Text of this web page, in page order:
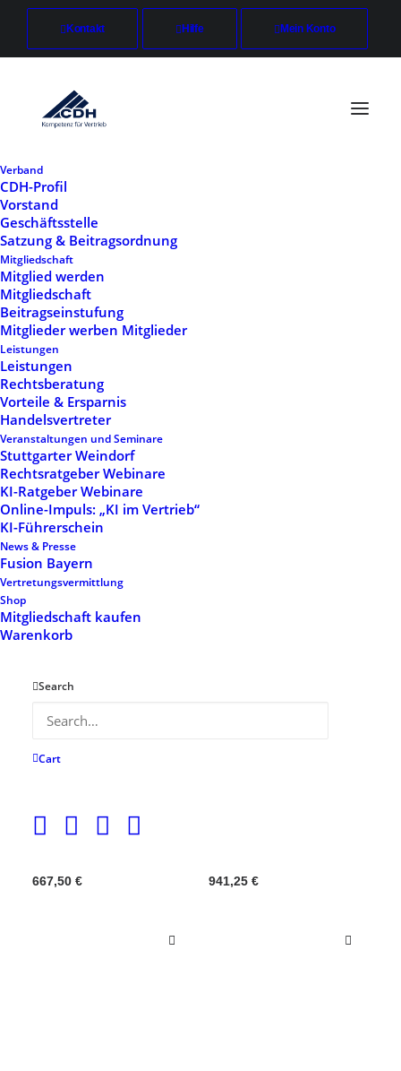
Kontakt Hilfe Mein Konto
Verband
CDH-Profil
Vorstand
Geschäftsstelle
Satzung & Beitragsordnung
Mitgliedschaft
Mitglied werden
Mitgliedschaft
Beitragseinstufung
Mitglieder werben Mitglieder
Leistungen
Leistungen
Rechtsberatung
Vorteile & Ersparnis
Handelsvertreter
Veranstaltungen und Seminare
Stuttgarter Weindorf
Rechtsratgeber Webinare
KI-Ratgeber Webinare
Online-Impuls: „KI im Vertrieb“
KI-Führerschein
News & Presse
Fusion Bayern
Vertretungsvermittlung
Shop
Mitgliedschaft kaufen
Warenkorb
Search
Cart
Mitgliedschaft
Start
Mitgliedschaft 1
464,93
667,50 €
941,25 €